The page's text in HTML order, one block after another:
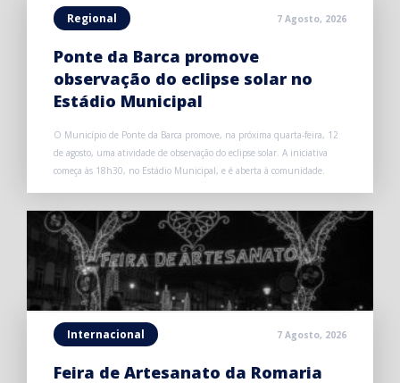
Regional 7 Agosto, 2026
Ponte da Barca promove
observação do eclipse solar no
Estádio Municipal
O Município de Ponte da Barca promove, na próxima quarta-feira, 12
de agosto, uma atividade de observação do eclipse solar. A iniciativa
começa às 18h30, no Estádio Municipal, e é aberta à comunidade.
Internacional 7 Agosto, 2026
Feira de Artesanato da Romaria